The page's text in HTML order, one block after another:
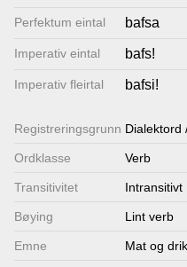
Perfektum eintal bafsa
Imperativ eintal bafs!
Imperativ fleirtal bafsi!
Registrerings­grunn Dialektord
Ordklasse Verb
Transitivitet Intransitivt
Bøying Lint verb
Emne Mat og